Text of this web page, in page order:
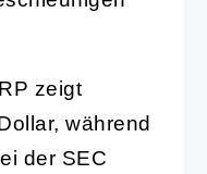
zeigt
während
der SEC